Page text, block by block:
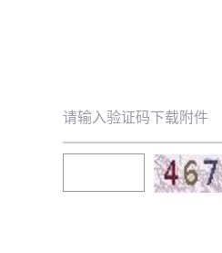
请输入验证码下载附件